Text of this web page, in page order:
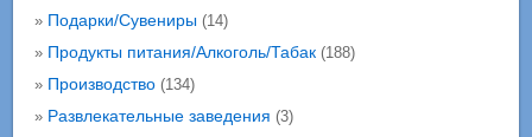
» Подарки/Сувениры(14)
» Продукты питания/Алкоголь/Табак(188)
» Производство(134)
» Развлекательные заведения (3)